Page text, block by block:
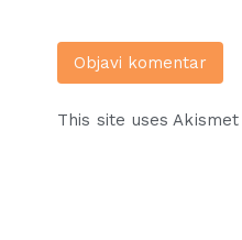
This site uses